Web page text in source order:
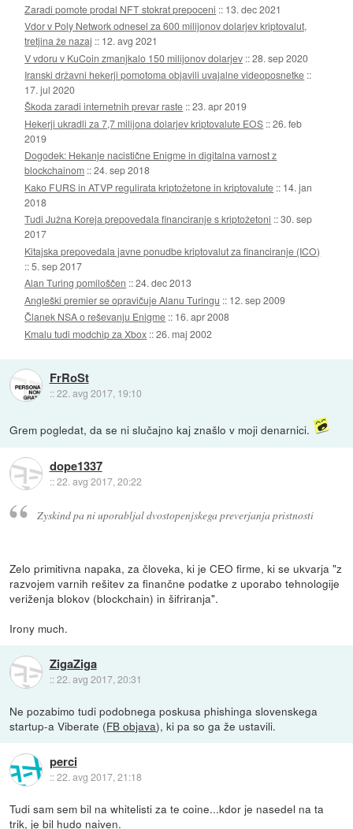
Zaradi pomote prodal NFT stokrat prepoceni :: 13. dec 2021
Vdor v Poly Network odnesel za 600 milijonov dolarjev kriptovalut,
tretjina že nazaj :: 12. avg 2021
V vdoru v KuCoin zmanjkalo 150 milijonov dolarjev ::28. sep 2020
Iranski državni hekerji pomotoma objavili uvajalne videoposnetke ::
17. jul 2020
Škoda zaradi internetnih prevar raste ::23. apr 2019
Hekerji ukradli za 7,7 milijona dolarjev kriptovalute EOS ::26. feb
2019
Dogodek: Hekanje nacistične Enigme in digitalna varnost z
blockchainom ::24. sep 2018
Kako FURS in ATVP regulirata kriptožetone in kriptovalute :: 14. jan
2018
Tudi Južna Koreja prepovedala financiranje s kriptožetoni ::30. sep
2017
Kitajska prepovedala javne ponudbe kriptovalut za financiranje (ICO)
::5. sep 2017
Alan Turing pomiloščen ::24. dec 2013
Angleški premier se opravičuje Alanu Turingu :: 12. sep 2009
Članek NSA o reševanju Enigme :: 16. apr 2008
Kmalu tudi modchip za Xbox ::26. maj 2002
FrRoSt
::22. avg 2017, 19:10
Grem pogledat, da se ni slučajno kaj znašlo v moji denarnici.
dope1337
::22. avg 2017, 20:22
Zyskind pa ni uporabljal dvostopenjskega preverjanja pristnosti
Zelo primitivna napaka, za človeka, ki je CEO firme, ki se ukvarja "z
razvojem varnih rešitev za finančne podatke z uporabo tehnologije
veriženja blokov (blockchain) in šifriranja".
Irony much.
ZigaZiga
::22. avg 2017, 20:31
Ne pozabimo tudi podobnega poskusa phishinga slovenskega
startup-a Viberate (FB objava), ki pa so ga že ustavili.
perci
::22. avg 2017, 21:18
Tudi sam sem bil na whitelisti za te coine...kdor je nasedel na ta
trik, je bil hudo naiven.